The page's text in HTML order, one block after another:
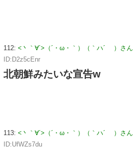
112: <丶｀∀´>（´・ω・｀）（｀ハ´ ）さん
ID:D2z5cEnr
北朝鮮みたいな宣告w
113: <丶｀∀´>（´・ω・｀）（｀ハ´ ）さん
ID:UfWZs7du